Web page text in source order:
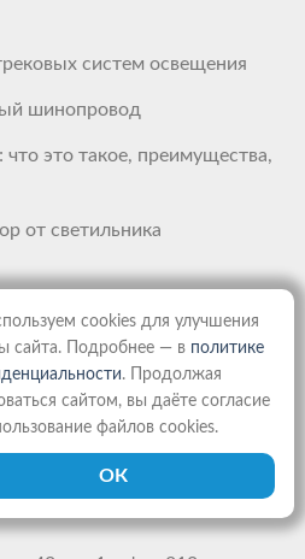
систем освещения
шинопровод
это такое, преимущества,
от светильника
cookies для улучшения
сайта. Подробнее — в политике
. Продолжая
сайтом, вы даёте согласие
файлов cookies.